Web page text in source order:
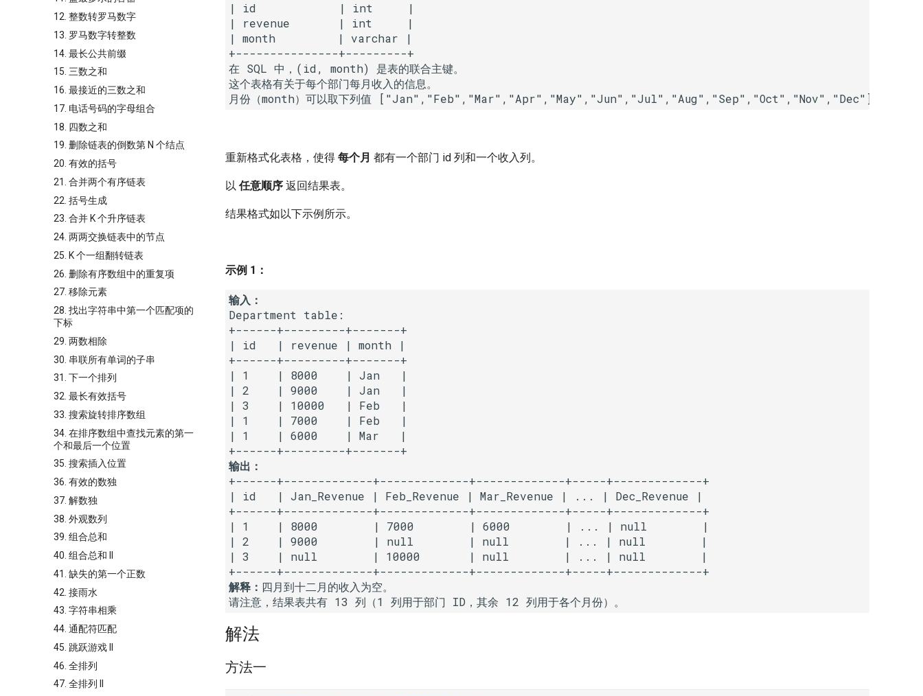
12. 整数转罗马数字
13. 罗马数字转整数
14. 最长公共前缀
15. 三数之和
16. 最接近的三数之和
17. 电话号码的字母组合
18. 四数之和
19. 删除链表的倒数第 N 个结点
20. 有效的括号
21. 合并两个有序链表
22. 括号生成
23. 合并 K 个升序链表
24. 两两交换链表中的节点
25. K 个一组翻转链表
26. 删除有序数组中的重复项
27. 移除元素
28. 找出字符串中第一个匹配项的
下标
29. 两数相除
30. 串联所有单词的子串
31. 下一个排列
32. 最长有效括号
33. 搜索旋转排序数组
34. 在排序数组中查找元素的第一
个和最后一个位置
35. 搜索插入位置
36. 有效的数独
37. 解数独
38. 外观数列
39. 组合总和
40. 组合总和 II
41. 缺失的第一个正数
42. 接雨水
43. 字符串相乘
44. 通配符匹配
45. 跳跃游戏 II
46. 全排列
47. 全排列 II
| id            | int     |
| revenue       | int     |
| month         | varchar |
+---------------+---------+
在 SQL 中，(id, month) 是表的联合主键。
这个表格有关于每个部门每月收入的信息。
重新格式化表格，使得 每个月 都有一个部门 id 列和一个收入列。
以 任意顺序 返回结果表。
结果格式如以下示例所示。
示例 1：
输入：
Department table:
+------+---------+-------+
| id   | revenue | month |
+------+---------+-------+
| 1    | 8000    | Jan   |
| 2    | 9000    | Jan   |
| 3    | 10000   | Feb   |
| 1    | 7000    | Feb   |
| 1    | 6000    | Mar   |
输出：
+------+-------------+-------------+-------------+-----+-------------+
| id   | Jan_Revenue | Feb_Revenue | Mar_Revenue | ... | Dec_Revenue |
+------+-------------+-------------+-------------+-----+-------------+
| 1    | 8000        | 7000        | 6000        | ... | null        |
| 2    | 9000        | null        | null        | ... | null        |
| 3    | null        | 10000       | null        | ... | null        |
解释： 四月到十二月的收入为空。
请注意，结果表共有 13 列（1 列用于部门 ID，其余 12 列用于各个月份）。
解法
方法一